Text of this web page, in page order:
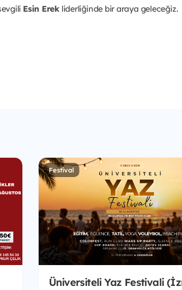
Esin Erekliderliğinde bir araya geleceğiz.
Festival
Üniversiteli Yaz Festivali